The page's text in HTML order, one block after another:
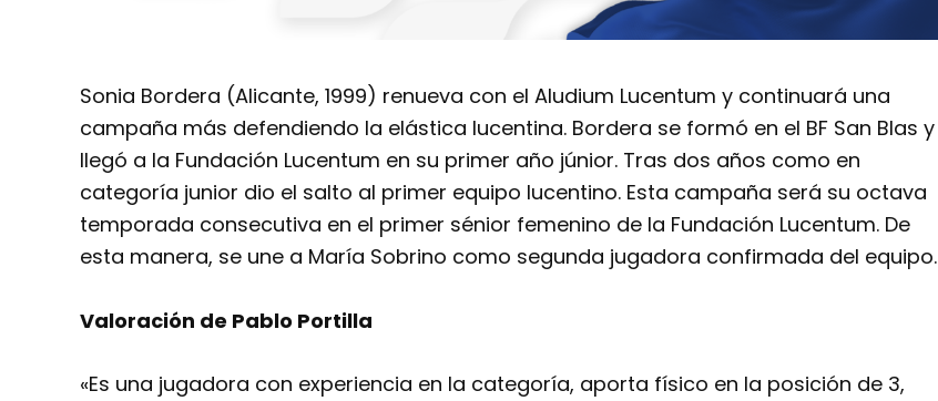
Sonia Bordera (Alicante, 1999) renueva con el Aludium Lucentum y continuará una
campaña más defendiendo la elástica lucentina. Bordera se formó en el BF San Blas y
llegó a la Fundación Lucentum en su primer año júnior. Tras dos años como en
categoría junior dio el salto al primer equipo lucentino. Esta campaña será su octava
temporada consecutiva en el primer sénior femenino de la Fundación Lucentum. De
esta manera, se une a María Sobrino como segunda jugadora confirmada del equipo.
Valoración de Pablo Portilla
«Es una jugadora con experiencia en la categoría, aporta físico en la posición de 3,